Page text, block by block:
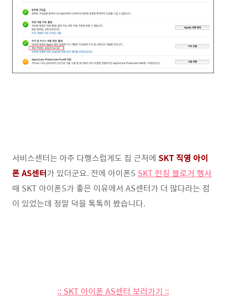
서비스센터는 아주 다행스럽게도 집 근처에 SKT 직영 아이
폰 AS센터가 있더군요. 전에 아이폰5 SKT 런칭 블로거 행사
때 SKT 아이폰5가 좋은 이유에서 AS센터가 더 많다라는 점
이 있었는데 정말 덕을 톡톡히 봤습니다.
:: SKT 아이폰 AS센터 보러가기 ::